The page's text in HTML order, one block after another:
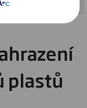
plastů